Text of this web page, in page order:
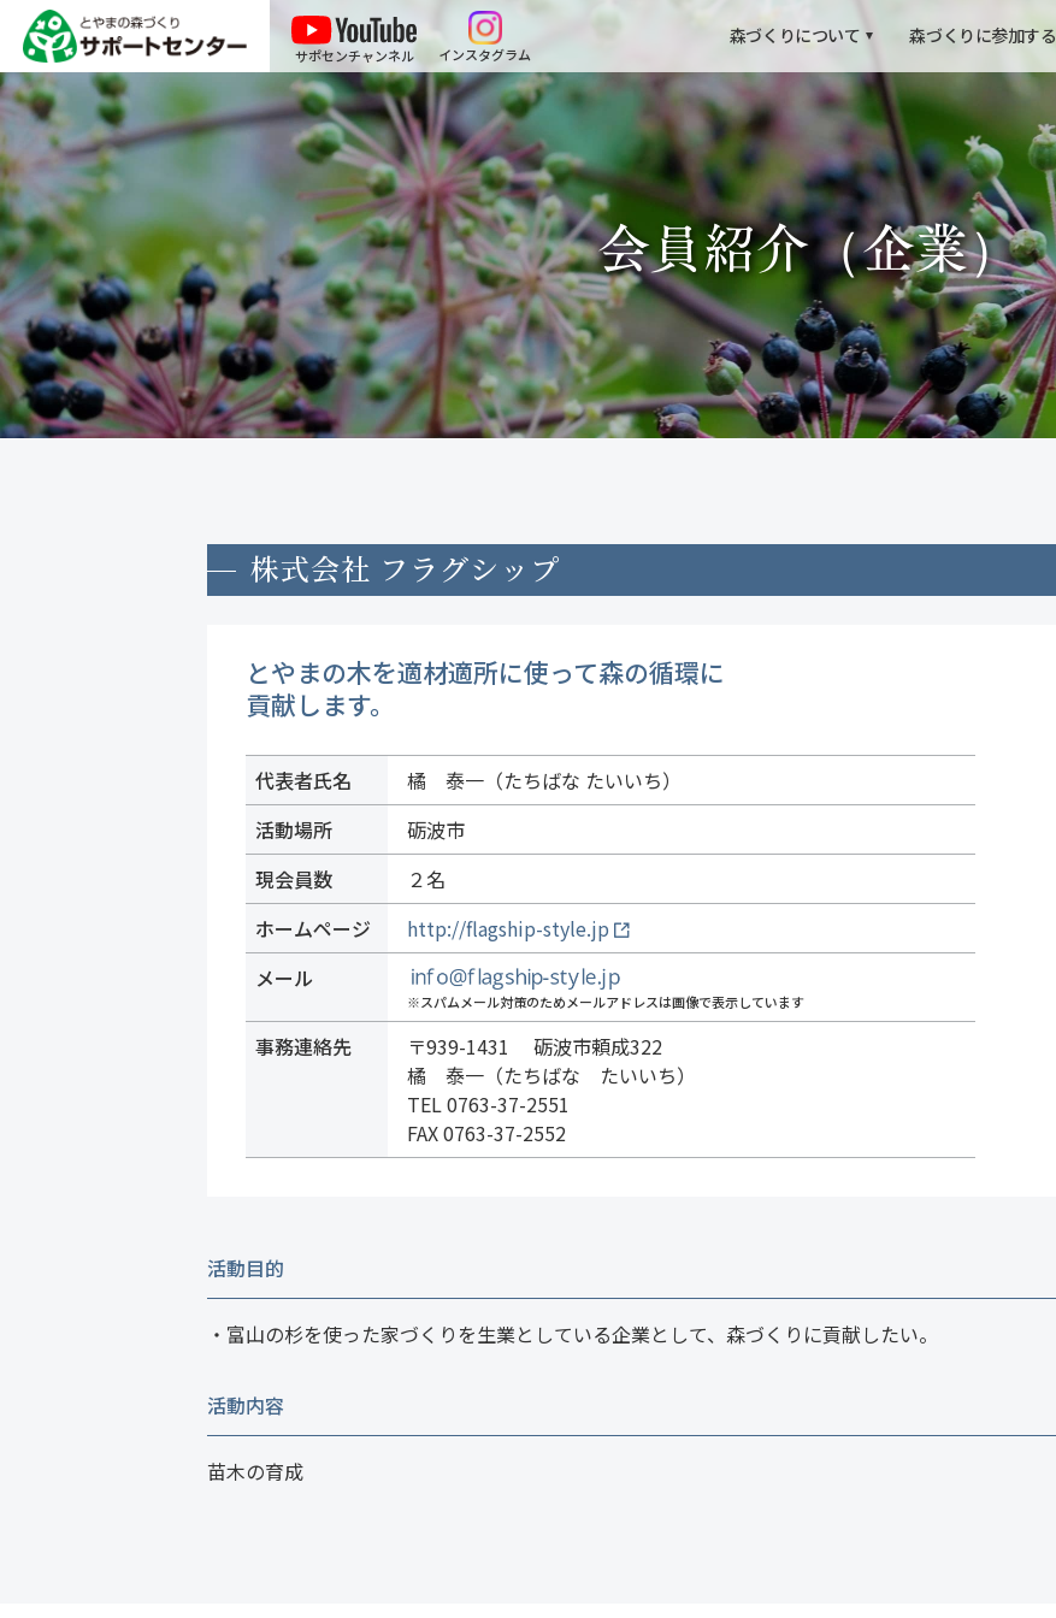
サポセンチャンネル インスタグラム
森づくりについて 森づくりに参加する
会員紹介（企業）
株式会社 フラグシップ
とやまの木を適材適所に使って森の循環に
貢献します。
代表者氏名
橘 泰一（たちばな たいいち）
活動場所
砺波市
現会員数
２名
ホームページ
http://flagship-style.jp
メール
※スパムメール対策のためメールアドレスは画像で表示しています
事務連絡先
〒939-1431 砺波市頼成322
橘 泰一（たちばな たいいち）
TEL 0763-37-2551
FAX 0763-37-2552
活動目的
・富山の杉を使った家づくりを生業としている企業として、森づくりに貢献したい。
活動内容
苗木の育成